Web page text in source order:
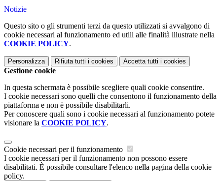
Notizie
Questo sito o gli strumenti terzi da questo utilizzati si avvalgono di
cookie necessari al funzionamento ed utili alle finalità illustrate nella
COOKIE POLICY.
Personalizza Rifiuta tutti i cookies Accetta tutti i cookies
Gestione cookie
In questa schermata è possibile scegliere quali cookie consentire.
I cookie necessari sono quelli che consentono il funzionamento della
piattaforma e non è possibile disabilitarli.
Per conoscere quali sono i cookie necessari al funzionamento potete
visionare la COOKIE POLICY.
Cookie necessari per il funzionamento
I cookie necessari per il funzionamento non possono essere
disabilitati. È possibile consultare l'elenco nella pagina della cookie
policy.